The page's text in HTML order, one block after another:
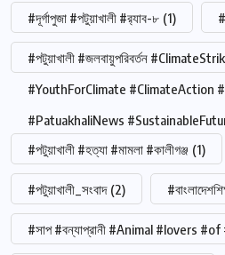
#দূর্গাপুজা #পটুয়াখালী #র‍্যাব-৮ (1)
#পটুয়াখালী #জলবায়ুপরিবর্তন
#YouthForClimate #ClimateAction
#PatuakhaliNews
#পটুয়াখালী #হত্যা #মামলা #কালীগঞ্জ (1)
#পটুয়াখালী_সংবাদ (2)
#সাপ #বন্যাপ্রানী #Animal #lovers